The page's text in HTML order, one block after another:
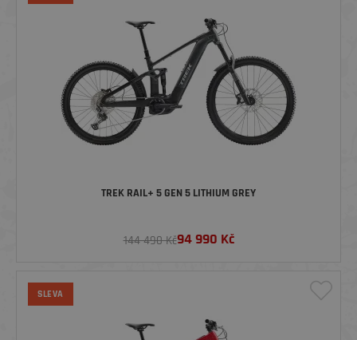
TREK RAIL+ 5 GEN 5 LITHIUM GREY
144 490 Kč94 990 Kč
SLEVA